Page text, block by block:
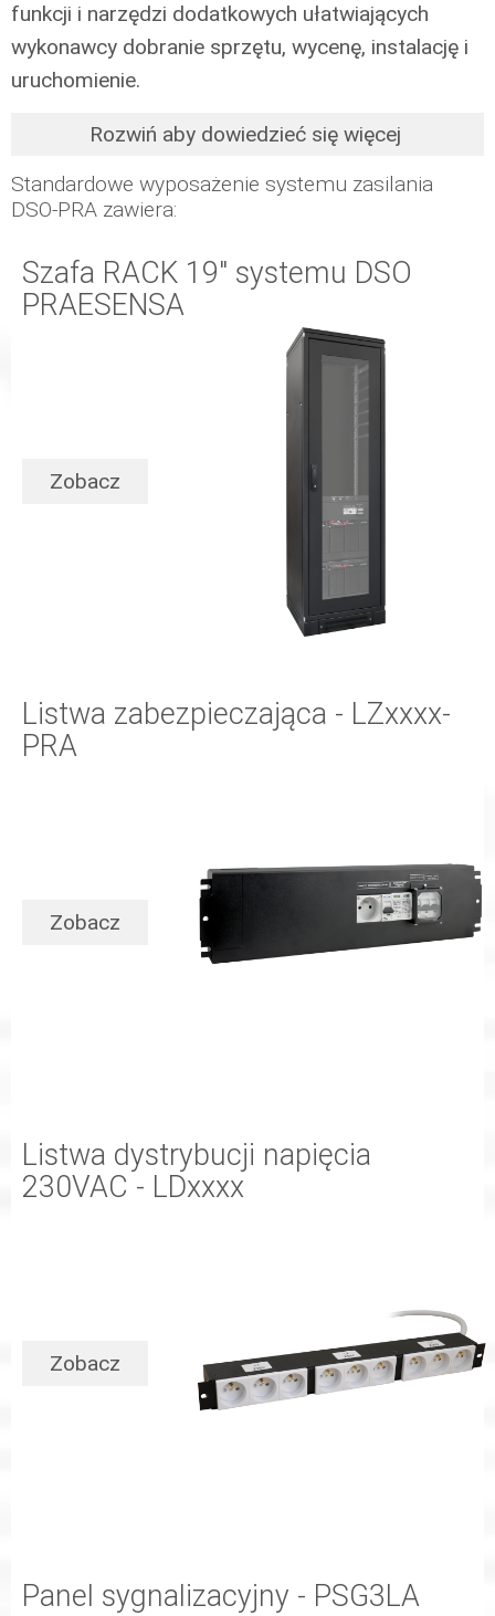
funkcji i narzędzi dodatkowych ułatwiających
wykonawcy dobranie sprzętu, wycenę, instalację i
uruchomienie.
Rozwiń aby dowiedzieć się więcej
Standardowe wyposażenie systemu zasilania
DSO-PRA zawiera:
Szafa RACK 19" systemu DSO
PRAESENSA
Zobacz
Listwa zabezpieczająca - LZxxxx-
PRA
Zobacz
Listwa dystrybucji napięcia
230VAC - LDxxxx
Zobacz
Panel sygnalizacyjny - PSG3LA